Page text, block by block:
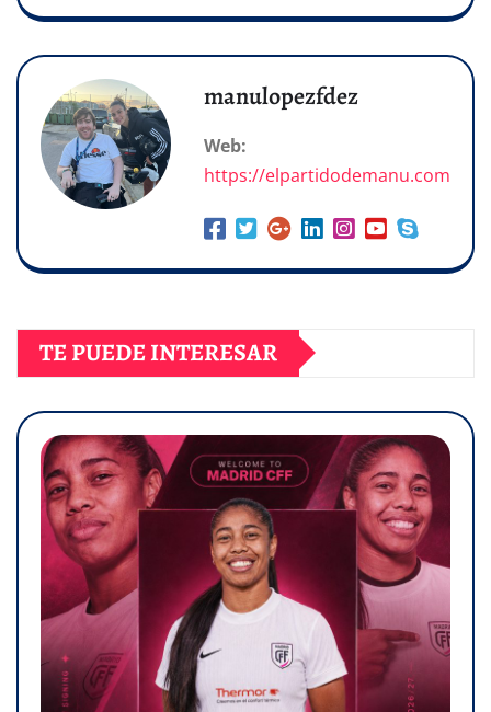
manulopezfdez
Web:
https://elpartidodemanu.com
TE PUEDE INTERESAR